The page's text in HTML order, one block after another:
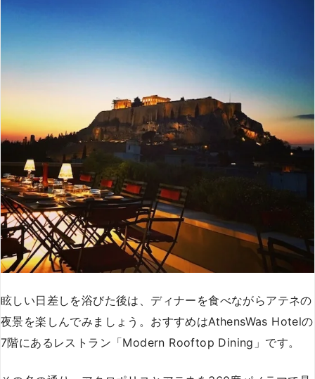
眩しい日差しを浴びた後は、ディナーを食べながらアテネの
夜景を楽しんでみましょう。おすすめはAthensWas Hotelの
7階にあるレストラン「Modern Rooftop Dining」です。